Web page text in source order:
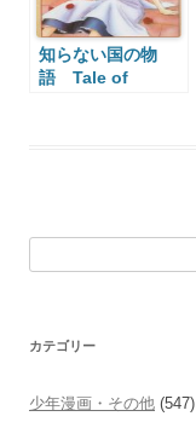
知らない国の物
語 Tale of
カテゴリー
少年漫画・その他 (547)